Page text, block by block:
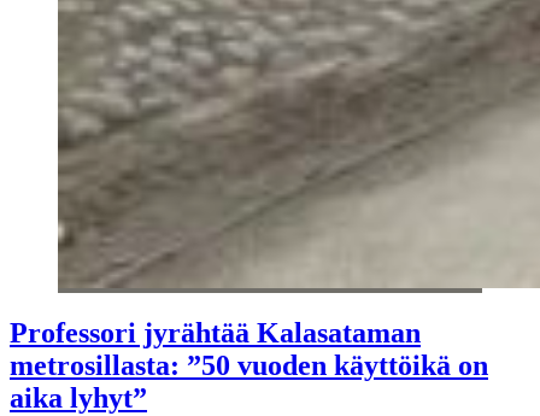
Professori jyrähtää Kalasataman
metrosillasta: ”50 vuoden käyttöikä on
aika lyhyt”